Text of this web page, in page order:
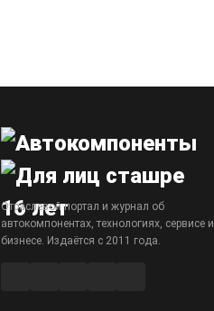
Отраслевой портал и журнал об
автокомпонентах, технологиях, сервисе и
бизнесе. Издаётся с 2011 года.